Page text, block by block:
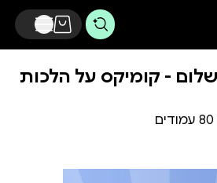
- קומיקס על הלכות